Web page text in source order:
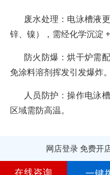
废水处理：电泳槽液
锌、镍），需经化学沉淀
防火防爆：烘干炉需
免涂料溶剂挥发引发爆炸。
人员防护：操作电泳
区域需防高温。
网店登录 免费开
第
在线咨询